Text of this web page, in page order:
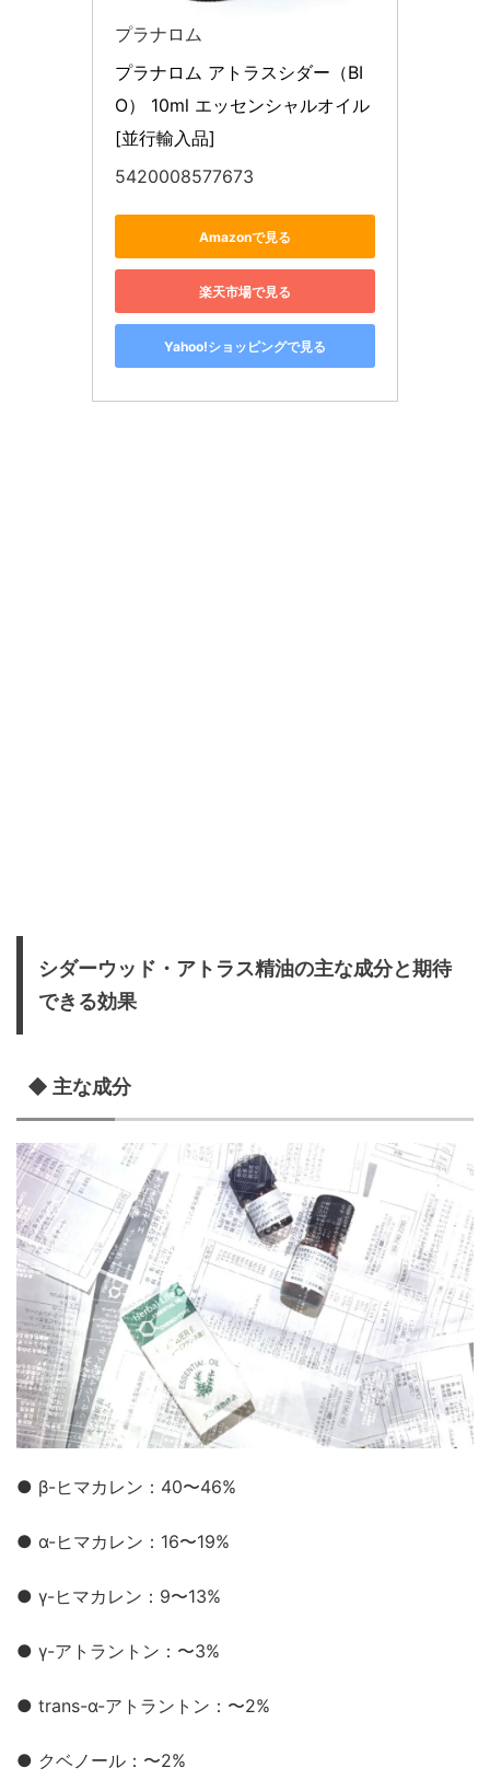
プラナロム
プラナロム アトラスシダー（BI
O） 10ml エッセンシャルオイル
[並行輸入品]
5420008577673
Amazonで見る
楽天市場で見る
Yahoo!ショッピングで見る
シダーウッド・アトラス精油の主な成分と期待
できる効果
◆ 主な成分
● β-ヒマカレン：40〜46%
● α-ヒマカレン：16〜19%
● γ-ヒマカレン：9〜13%
● γ-アトラントン：〜3%
● trans-α-アトラントン：〜2%
● クベノール：〜2%